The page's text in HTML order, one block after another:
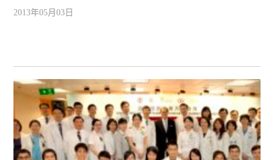
2013年05月03日